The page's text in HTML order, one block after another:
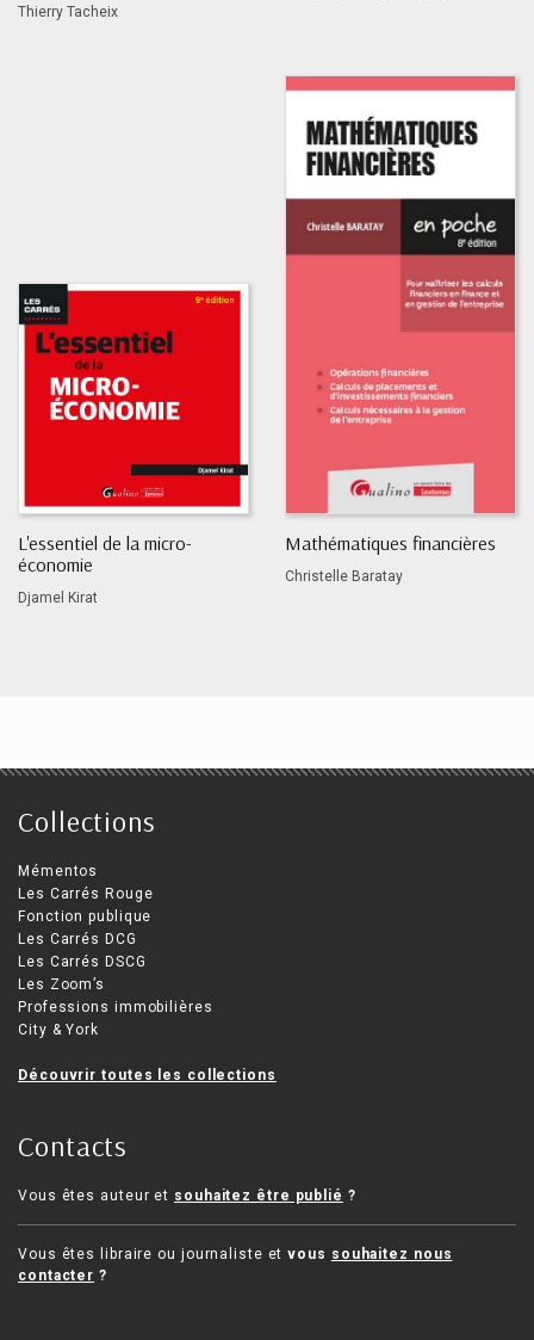
Thierry Tacheix
L'essentiel de la micro-
économie
Djamel Kirat
Mathématiques financières
Christelle Baratay
Collections
Mémentos
Les Carrés Rouge
Fonction publique
Les Carrés DCG
Les Carrés DSCG
Les Zoom’s
Professions immobilières
City & York
Découvrir toutes les collections
Contacts
Vous êtes auteur et souhaitez être publié ?
Vous êtes libraire ou journaliste etvous souhaitez nous
contacter ?